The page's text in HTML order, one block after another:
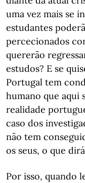
uma vez mais se
estudantes
percecionados
quererão
estudos? E se
Portugal tem
humano que aqui
realidade
caso dos
não tem
os seus, o que
Por isso, quando